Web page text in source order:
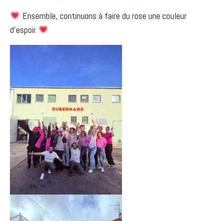
Ensemble, continuons à faire du rose une couleur
d’espoir.